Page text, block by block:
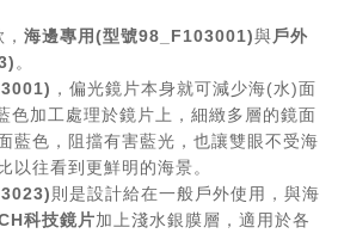
海邊專用(型號98_F103001)與戶外
。
，偏光鏡片本身就可減少海(水)面
色加工處理於鏡片上，細緻多層的鏡面
藍色，阻擋有害藍光，也讓雙眼不受海
以往看到更鮮明的海景。
則是設計給在一般戶外使用，與海
科技鏡片加上淺水銀膜層，適用於各